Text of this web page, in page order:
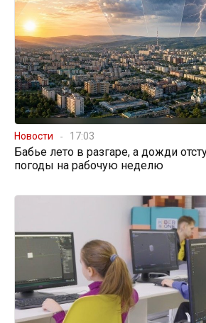
Новости 17:03
Бабье лето в разгаре, а дожди
погоды на рабочую неделю